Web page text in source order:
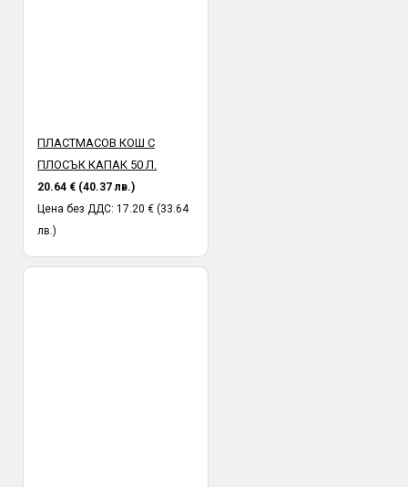
ПЛАСТМАСОВ КОШ С
ПЛОСЪК КАПАК 50 Л.
20.64 € (40.37 лв.)
Цена без ДДС: 17.20 € (33.64
лв.)